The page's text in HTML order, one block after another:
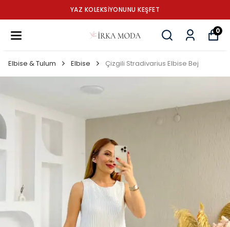
YAZ KOLEKSİYONUNU KEŞFET
0
Elbise & Tulum Elbise Çizgili Stradivarius Elbise Bej